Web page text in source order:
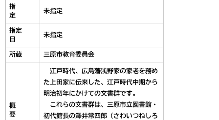
指
定
未指定
指定
日
未指定
所蔵 三原市教育委員会
概
要
江戸時代、広島藩浅野家の家老を務め
た上田家に伝来した、江戸時代中期から
明治初年にかけての文書群です。
これらの文書群は、三原市立図書館・
初代館長の澤井常四郎（さわいつねしろ